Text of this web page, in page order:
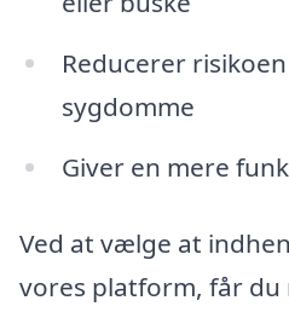
Reducerer
sygdomme
Giver en mere
Ved at vælge at
vores platform, får